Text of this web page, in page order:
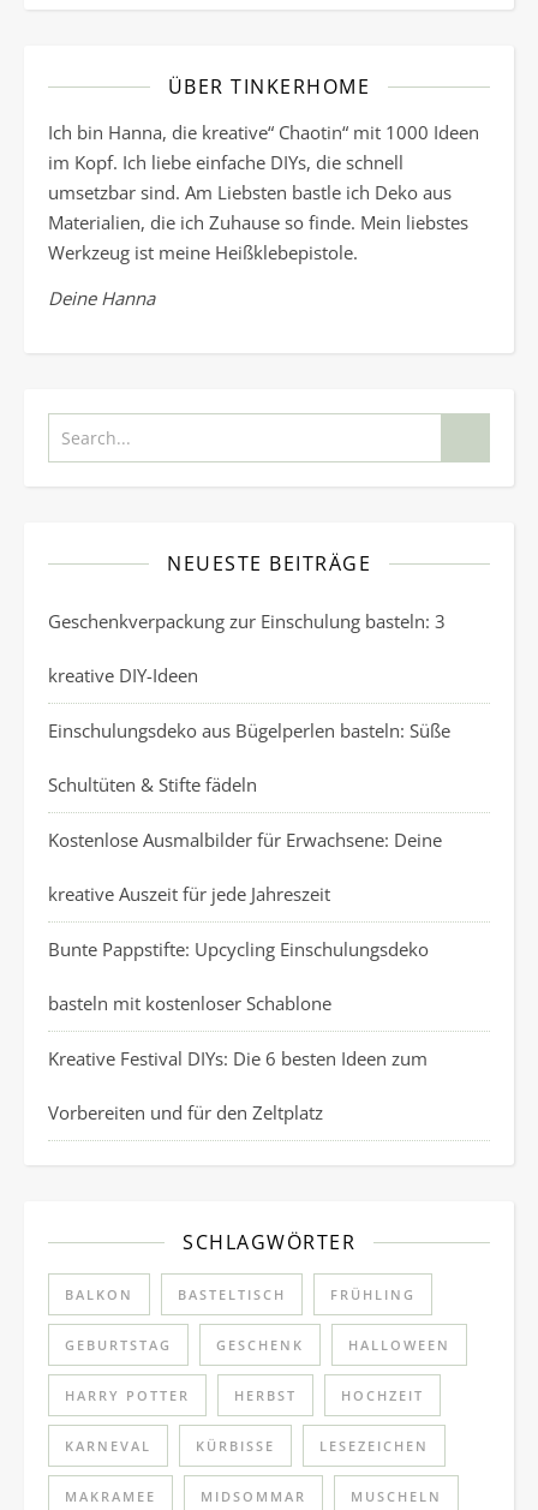
ÜBER TINKERHOME
Ich bin Hanna, die kreative“ Chaotin“ mit 1000 Ideen
im Kopf. Ich liebe einfache DIYs, die schnell
umsetzbar sind. Am Liebsten bastle ich Deko aus
Materialien, die ich Zuhause so finde. Mein liebstes
Werkzeug ist meine Heißklebepistole.
Deine Hanna
NEUESTE BEITRÄGE
Geschenkverpackung zur Einschulung basteln: 3
kreative DIY-Ideen
Einschulungsdeko aus Bügelperlen basteln: Süße
Schultüten & Stifte fädeln
Kostenlose Ausmalbilder für Erwachsene: Deine
kreative Auszeit für jede Jahreszeit
Bunte Pappstifte: Upcycling Einschulungsdeko
basteln mit kostenloser Schablone
Kreative Festival DIYs: Die 6 besten Ideen zum
Vorbereiten und für den Zeltplatz
SCHLAGWÖRTER
BALKON BASTELTISCH FRÜHLING
GEBURTSTAG GESCHENK HALLOWEEN
HARRY POTTER HERBST HOCHZEIT
KARNEVAL KÜRBISSE LESEZEICHEN
MAKRAMEE MIDSOMMAR MUSCHELN